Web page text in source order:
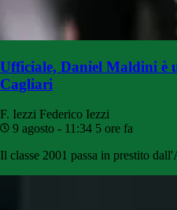
Ufficiale, Daniel Maldini è
Cagliari
F. Iezzi Federico Iezzi
9 agosto - 11:34 5 ore fa
Il classe 2001 passa in prestito